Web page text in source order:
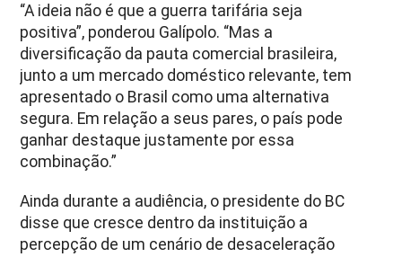
“A ideia não é que a guerra tarifária seja
positiva”, ponderou Galípolo. “Mas a
diversificação da pauta comercial brasileira,
junto a um mercado doméstico relevante, tem
apresentado o Brasil como uma alternativa
segura. Em relação a seus pares, o país pode
ganhar destaque justamente por essa
combinação.”
Ainda durante a audiência, o presidente do BC
disse que cresce dentro da instituição a
percepção de um cenário de desaceleração